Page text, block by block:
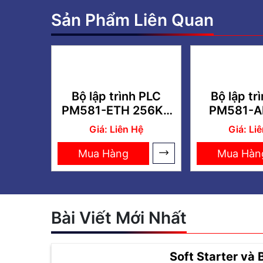
Sản Phẩm Liên Quan
Bộ lập trình PLC
PM581-ETH 256KB
ABB –
1SAP140100R0270
Giá: Liên Hệ
Mua Hàng
Bộ lập
PM581-
256KB
Giá:
Mua
Bài Viết Mới Nhất
Soft Starter và